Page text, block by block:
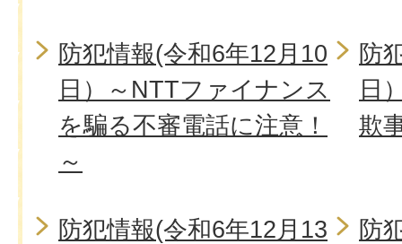
防犯情報(令和6年12月10
日）～NTTファイナンス
を騙る不審電話に注意！
～
防
日
欺
防犯情報(令和6年12月13
防